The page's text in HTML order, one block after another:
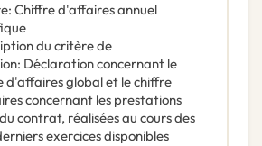
: Chiffre d'affaires annuel
du critère de
: Déclaration concernant le
d'affaires global et le chiffre
concernant les prestations
contrat, réalisées au cours des
exercices disponibles